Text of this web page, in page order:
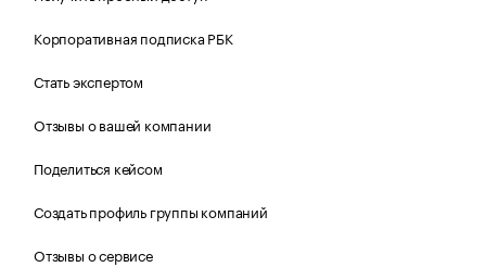
Корпоративная подписка РБК
Стать экспертом
Отзывы о вашей компании
Поделиться кейсом
Создать профиль группы компаний
Отзывы о сервисе